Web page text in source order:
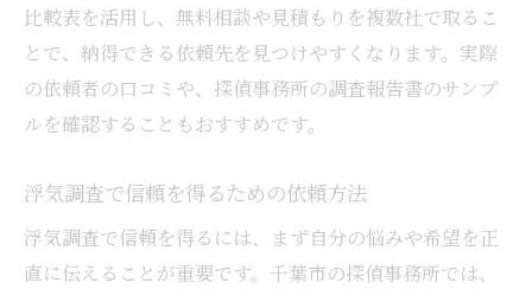
比較表を活用し、無料相談や見積もりを複数社で取るこ
とで、納得できる依頼先を見つけやすくなります。実際
の依頼者の口コミや、探偵事務所の調査報告書のサンプ
ルを確認することもおすすめです。
浮気調査で信頼を得るための依頼方法
浮気調査で信頼を得るには、まず自分の悩みや希望を正
直に伝えることが重要です。千葉市の探偵事務所では、